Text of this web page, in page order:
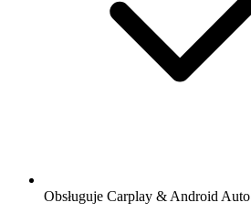
Obsługuje Carplay & Android Auto